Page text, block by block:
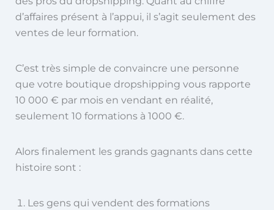
d’affaires présent à l’appui, il s’agit seulement des
ventes de leur formation.
C’est très simple de convaincre une personne
que votre boutique dropshipping vous rapporte
10 000 € par mois en vendant en réalité,
seulement 10 formations à 1000 €.
Alors finalement les grands gagnants dans cette
histoire sont :
Les gens qui vendent des formations